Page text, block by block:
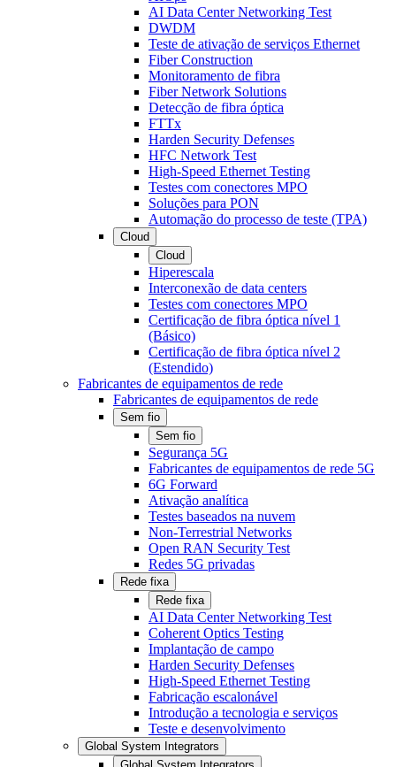
AI Data Center Networking Test
DWDM
Teste de ativação de serviços Ethernet
Fiber Construction
Monitoramento de fibra
Fiber Network Solutions
Detecção de fibra óptica
FTTx
Harden Security Defenses
HFC Network Test
High-Speed Ethernet Testing
Testes com conectores MPO
Soluções para PON
Automação do processo de teste (TPA)
Cloud
Cloud
Hiperescala
Interconexão de data centers
Testes com conectores MPO
Certificação de fibra óptica nível 1
(Básico)
Certificação de fibra óptica nível 2
(Estendido)
Fabricantes de equipamentos de rede
Fabricantes de equipamentos de rede
Sem fio
Sem fio
Segurança 5G
Fabricantes de equipamentos de rede 5G
6G Forward
Ativação analítica
Testes baseados na nuvem
Non-Terrestrial Networks
Open RAN Security Test
Redes 5G privadas
Rede fixa
Rede fixa
AI Data Center Networking Test
Coherent Optics Testing
Implantação de campo
Harden Security Defenses
High-Speed Ethernet Testing
Fabricação escalonável
Introdução a tecnologia e serviços
Teste e desenvolvimento
Global System Integrators